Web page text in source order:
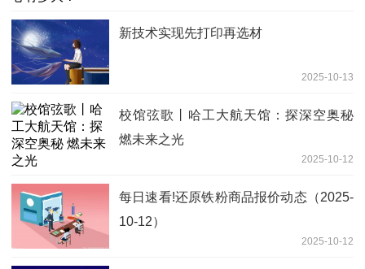
新技术实现先打印再选材
2025-10-13
校馆弦歌丨哈工大航天馆：探深空奥秘
燃未来之光
2025-10-12
每日速看!还原铁粉商品报价动态（2025-
10-12）
2025-10-12